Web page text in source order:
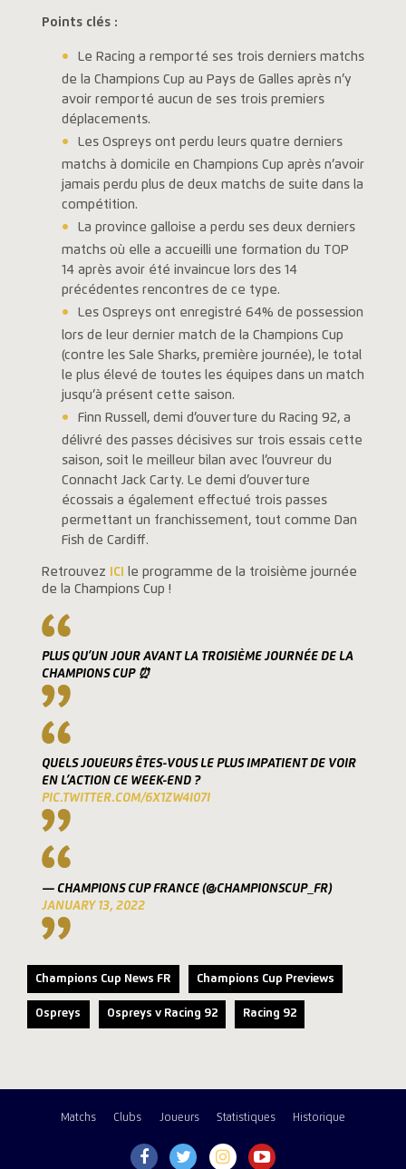
Points clés :
Le Racing a remporté ses trois derniers matchs
de la Champions Cup au Pays de Galles après n’y
avoir remporté aucun de ses trois premiers
déplacements.
Les Ospreys ont perdu leurs quatre derniers
matchs à domicile en Champions Cup après n’avoir
jamais perdu plus de deux matchs de suite dans la
compétition.
La province galloise a perdu ses deux derniers
matchs où elle a accueilli une formation du TOP
14 après avoir été invaincue lors des 14
précédentes rencontres de ce type.
Les Ospreys ont enregistré 64% de possession
lors de leur dernier match de la Champions Cup
(contre les Sale Sharks, première journée), le total
le plus élevé de toutes les équipes dans un match
jusqu’à présent cette saison.
Finn Russell, demi d’ouverture du Racing 92, a
délivré des passes décisives sur trois essais cette
saison, soit le meilleur bilan avec l’ouvreur du
Connacht Jack Carty. Le demi d’ouverture
écossais a également effectué trois passes
permettant un franchissement, tout comme Dan
Fish de Cardiff.
Retrouvez ICI
le programme de la troisième journée
de la Champions Cup !
PLUS QU’UN JOUR AVANT LA TROISIÈME JOURNÉE DE LA
CHAMPIONS CUP ⏰
QUELS JOUEURS ÊTES-VOUS LE PLUS IMPATIENT DE VOIR
EN L’ACTION CE WEEK-END ?
PIC.TWITTER.COM/6X1ZW4I07I
— CHAMPIONS CUP FRANCE (@CHAMPIONSCUP_FR)
JANUARY 13, 2022
Champions Cup News FR Champions Cup Previews
Ospreys Ospreys v Racing 92 Racing 92
Matchs Clubs Joueurs Statistiques Historique